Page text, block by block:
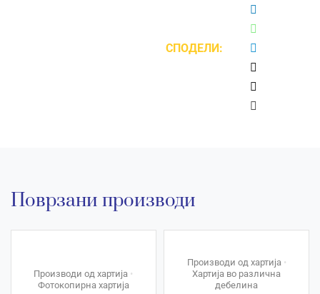
СПОДЕЛИ:
Поврзани производи
Производи од хартија •
Фотокопирна хартија
Производи од хартија•
Хартија во различна
дебелина